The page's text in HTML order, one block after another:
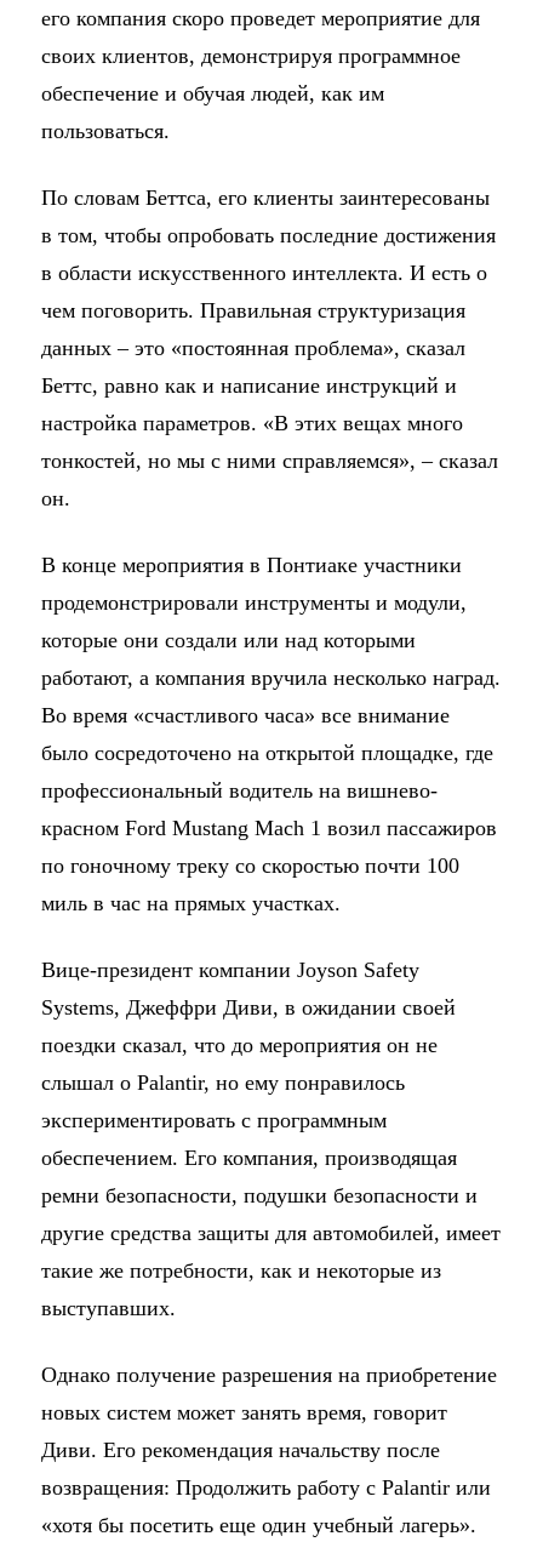
его компания скоро проведет мероприятие для
своих клиентов, демонстрируя программное
обеспечение и обучая людей, как им
пользоваться.
По словам Беттса, его клиенты заинтересованы
в том, чтобы опробовать последние достижения
в области искусственного интеллекта. И есть о
чем поговорить. Правильная структуризация
данных – это «постоянная проблема», сказал
Беттс, равно как и написание инструкций и
настройка параметров. «В этих вещах много
тонкостей, но мы с ними справляемся», – сказал
он.
В конце мероприятия в Понтиаке участники
продемонстрировали инструменты и модули,
которые они создали или над которыми
работают, а компания вручила несколько наград.
Во время «счастливого часа» все внимание
было сосредоточено на открытой площадке, где
профессиональный водитель на вишнево-
красном Ford Mustang Mach 1 возил пассажиров
по гоночному треку со скоростью почти 100
миль в час на прямых участках.
Вице-президент компании Joyson Safety
Systems, Джеффри Диви, в ожидании своей
поездки сказал, что до мероприятия он не
слышал о Palantir, но ему понравилось
экспериментировать с программным
обеспечением. Его компания, производящая
ремни безопасности, подушки безопасности и
другие средства защиты для автомобилей, имеет
такие же потребности, как и некоторые из
выступавших.
Однако получение разрешения на приобретение
новых систем может занять время, говорит
Диви. Его рекомендация начальству после
возвращения: Продолжить работу с Palantir или
«хотя бы посетить еще один учебный лагерь».